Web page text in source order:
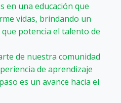
en una educación que
vidas, brindando un
potencia el talento de
de nuestra comunidad
de aprendizaje
es un avance hacia el